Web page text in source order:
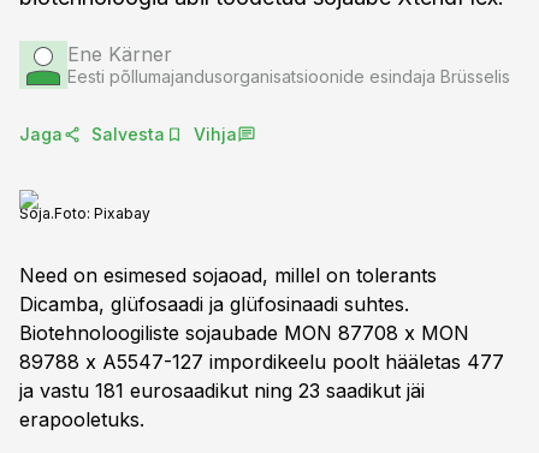
Ene Kärner
Eesti põllumajandusorganisatsioonide esindaja Brüsselis
Jaga Salvesta Vihja
Soja.Foto: Pixabay
Need on esimesed sojaoad, millel on tolerants
Dicamba, glüfosaadi ja glüfosinaadi suhtes.
Biotehnoloogiliste sojaubade MON 87708 x MON
89788 x A5547-127 impordikeelu poolt hääletas 477
ja vastu 181 eurosaadikut ning 23 saadikut jäi
erapooletuks.